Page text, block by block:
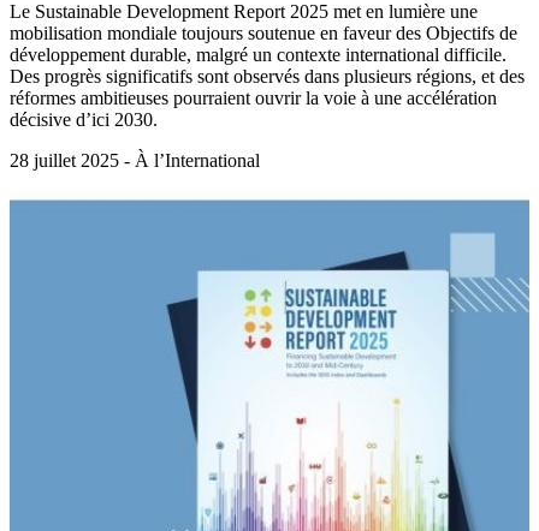
Le Sustainable Development Report 2025 met en lumière une
mobilisation mondiale toujours soutenue en faveur des Objectifs de
développement durable, malgré un contexte international difficile.
Des progrès significatifs sont observés dans plusieurs régions, et des
réformes ambitieuses pourraient ouvrir la voie à une accélération
décisive d’ici 2030.
28 juillet 2025 - À l’International